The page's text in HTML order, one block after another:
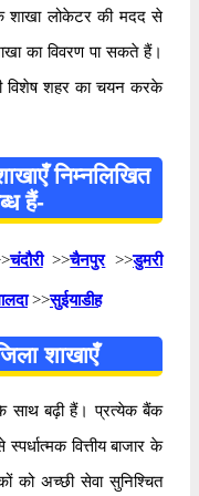
शाखा लोकेटर की मदद से
का विवरण पा सकते हैं।
विशेष शहर का चयन करके
निम्नलिखित
हैं-
चंदौरी>>चैनपुर>>डुमरी
>>सुईयाडीह
शाखाएँ
के साथ बढ़ी हैं। प्रत्येक बैंक
वित्तीय बाजार के
को अच्छी सेवा सुनिश्चित